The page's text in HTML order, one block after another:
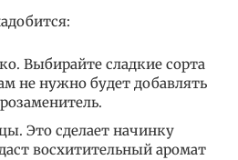
Выбирайте сладкие сорта
не нужно будет добавлять
Это сделает начинку
восхитительный аромат